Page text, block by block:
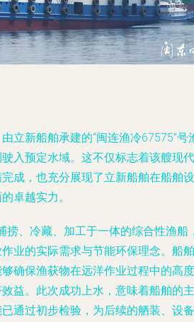
立新船舶承建的“闽连渔冷67575”号
入预定水域。这不仅标志着该艘现代
成，也充分展现了立新船舶在船舶设
卓越实力。
捞、冷藏、加工于一体的综合性渔船
业的实际需求与节能环保理念。船舶
确保渔获物在远洋作业过程中的高度
益。此次成功上水，意味着船舶的主
通过初步检验，为后续的舾装、设备